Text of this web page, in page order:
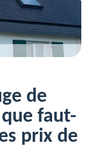
de
faut-
prix de